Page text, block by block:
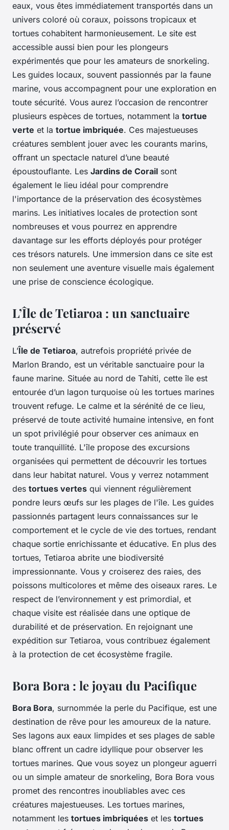
eaux, vous êtes immédiatement transportés dans un
univers coloré où coraux, poissons tropicaux et
tortues cohabitent harmonieusement. Le site est
accessible aussi bien pour les plongeurs
expérimentés que pour les amateurs de snorkeling.
Les guides locaux, souvent passionnés par la faune
marine, vous accompagnent pour une exploration en
toute sécurité. Vous aurez l’occasion de rencontrer
plusieurs espèces de tortues, notamment la tortue
verte et la tortue imbriquée. Ces majestueuses
créatures semblent jouer avec les courants marins,
offrant un spectacle naturel d’une beauté
époustouflante. Les Jardins de Corail sont
également le lieu idéal pour comprendre
l'importance de la préservation des écosystèmes
marins. Les initiatives locales de protection sont
nombreuses et vous pourrez en apprendre
davantage sur les efforts déployés pour protéger
ces trésors naturels. Une immersion dans ce site est
non seulement une aventure visuelle mais également
une prise de conscience écologique.
L’Île de Tetiaroa : un sanctuaire
préservé
L’Île de Tetiaroa, autrefois propriété privée de
Marlon Brando, est un véritable sanctuaire pour la
faune marine. Située au nord de Tahiti, cette île est
entourée d’un lagon turquoise où les tortues marines
trouvent refuge. Le calme et la sérénité de ce lieu,
préservé de toute activité humaine intensive, en font
un spot privilégié pour observer ces animaux en
toute tranquillité. L'île propose des excursions
organisées qui permettent de découvrir les tortues
dans leur habitat naturel. Vous y verrez notamment
des tortues vertes qui viennent régulièrement
pondre leurs œufs sur les plages de l'île. Les guides
passionnés partagent leurs connaissances sur le
comportement et le cycle de vie des tortues, rendant
chaque sortie enrichissante et éducative. En plus des
tortues, Tetiaroa abrite une biodiversité
impressionnante. Vous y croiserez des raies, des
poissons multicolores et même des oiseaux rares. Le
respect de l’environnement y est primordial, et
chaque visite est réalisée dans une optique de
durabilité et de préservation. En rejoignant une
expédition sur Tetiaroa, vous contribuez également
à la protection de cet écosystème fragile.
Bora Bora : le joyau du Pacifique
Bora Bora, surnommée la perle du Pacifique, est une
destination de rêve pour les amoureux de la nature.
Ses lagons aux eaux limpides et ses plages de sable
blanc offrent un cadre idyllique pour observer les
tortues marines. Que vous soyez un plongeur aguerri
ou un simple amateur de snorkeling, Bora Bora vous
promet des rencontres inoubliables avec ces
créatures majestueuses. Les tortues marines,
notamment les tortues imbriquées et les tortues